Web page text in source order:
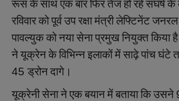
रूसकेसाथएकबारफिरतेजहोरहेसंघर्षके
रविवारकोपूर्वउपरक्षामंत्रीलेफ्टिनेंटजनरल
पावल्युककोनयासेनाप्रमुखनियुक्तकिया
नेयूक्रेनकेविभिन्नइलाकोंमेंसाढ़ेपांचघंटे
45 ड्रोनदागे।
यूक्रेनीसेनानेएकबयानमेंबतायाकिउसने